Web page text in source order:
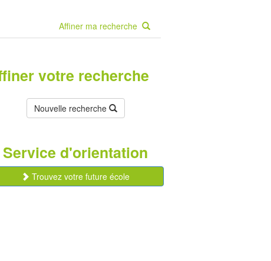
Affiner ma recherche
votre recherche
Nouvelle recherche
Service d'orientation
Trouvez votre future école